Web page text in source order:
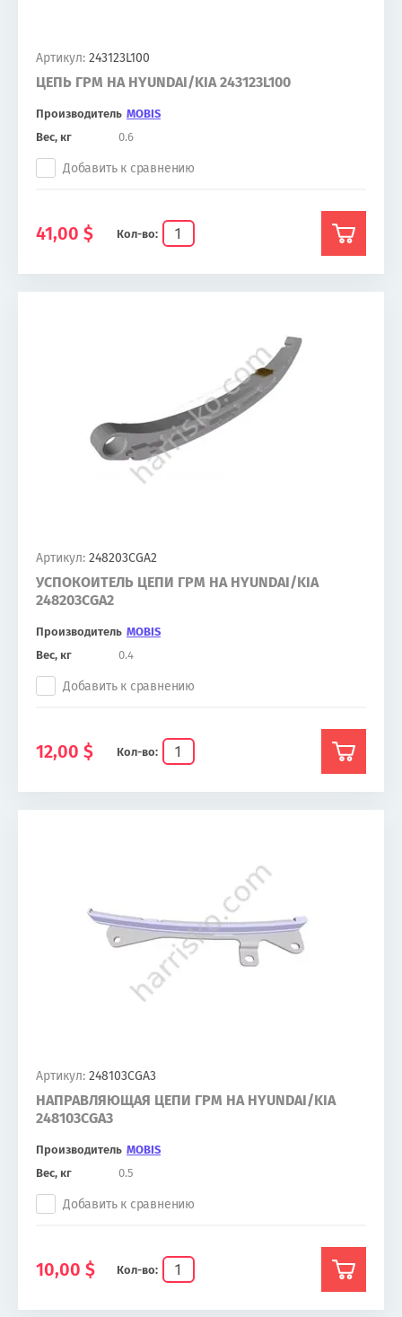
Артикул: 243123L100
ЦЕПЬ ГРМ НА HYUNDAI/KIA 243123L100
Производитель MOBIS
Вес, кг
0.6
Кол-во:
Добавить к сравнению
41,00 $
Артикул: 248203CGA2
УСПОКОИТЕЛЬ ЦЕПИ ГРМ НА HYUNDAI/KIA
248203CGA2
Производитель MOBIS
Вес, кг
0.4
Кол-во:
Добавить к сравнению
12,00 $
Артикул: 248103CGA3
НАПРАВЛЯЮЩАЯ ЦЕПИ ГРМ НА HYUNDAI/KIA
248103CGA3
Производитель MOBIS
Вес, кг
0.5
Кол-во:
Добавить к сравнению
10,00 $